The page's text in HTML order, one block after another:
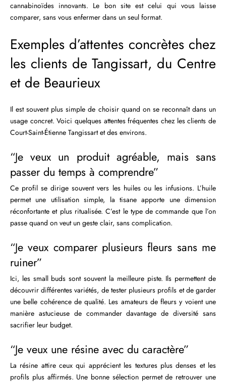
cannabinoïdes innovants. Le bon site est celui qui vous laisse
comparer, sans vous enfermer dans un seul format.
Exemples d’attentes concrètes chez
les clients de Tangissart, du Centre
et de Beaurieux
Il est souvent plus simple de choisir quand on se reconnaît dans un
usage concret. Voici quelques attentes fréquentes chez les clients de
Court-Saint-Étienne Tangissart et des environs.
“Je veux un produit agréable, mais sans
passer du temps à comprendre”
Ce profil se dirige souvent vers les huiles ou les infusions. L’huile
permet une utilisation simple, la tisane apporte une dimension
réconfortante et plus ritualisée. C’est le type de commande que l’on
passe quand on veut un geste clair, sans complication.
“Je veux comparer plusieurs fleurs sans me
ruiner”
Ici, les small buds sont souvent la meilleure piste. Ils permettent de
découvrir différentes variétés, de tester plusieurs profils et de garder
une belle cohérence de qualité. Les amateurs de fleurs y voient une
manière astucieuse de commander davantage de diversité sans
sacrifier leur budget.
“Je veux une résine avec du caractère”
La résine attire ceux qui apprécient les textures plus denses et les
profils plus affirmés. Une bonne sélection permet de retrouver une